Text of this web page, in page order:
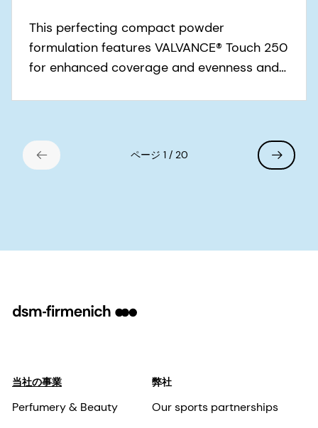
This perfecting compact powder
formulation features VALVANCE® Touch 250
for enhanced coverage and evenness and
ページ 1 / 20
当社の事業
Perfumery & Beauty
弊社
Our sports partnerships